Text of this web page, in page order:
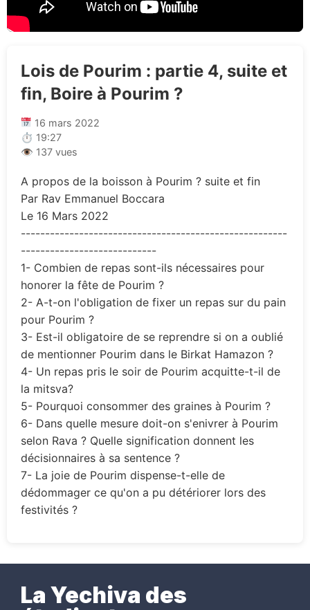
Lois de Pourim : partie 4, suite et
fin, Boire à Pourim ?
16 mars 2022
⏱ 19:27
👁 137 vues
A propos de la boisson à Pourim ? suite et fin
Par Rav Emmanuel Boccara
Le 16 Mars 2022
-------------------------------------------------------
----------------------------
1- Combien de repas sont-ils nécessaires pour
honorer la fête de Pourim ?
2- A-t-on l'obligation de fixer un repas sur du pain
pour Pourim ?
3- Est-il obligatoire de se reprendre si on a oublié
de mentionner Pourim dans le Birkat Hamazon ?
4- Un repas pris le soir de Pourim acquitte-t-il de
la mitsva?
5- Pourquoi consommer des graines à Pourim ?
6- Dans quelle mesure doit-on s'enivrer à Pourim
selon Rava ? Quelle signification donnent les
décisionnaires à sa sentence ?
7- La joie de Pourim dispense-t-elle de
dédommager ce qu'on a pu détériorer lors des
festivités ?
La Yechiva des